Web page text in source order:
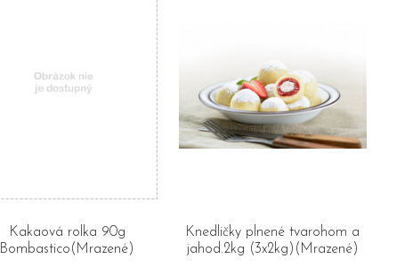
Kakaová rolka 90g
Bombastico(Mrazené)
Knedličky plnené tvarohom a
jahod.2kg (3x2kg)(Mrazené)